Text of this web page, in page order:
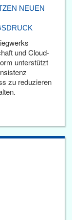
NEUEN
und Cloud-
unterstützt
zu reduzieren